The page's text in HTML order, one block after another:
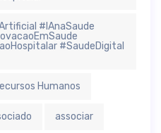
#IAnaSaude
#SaudeDigital
Humanos
associar